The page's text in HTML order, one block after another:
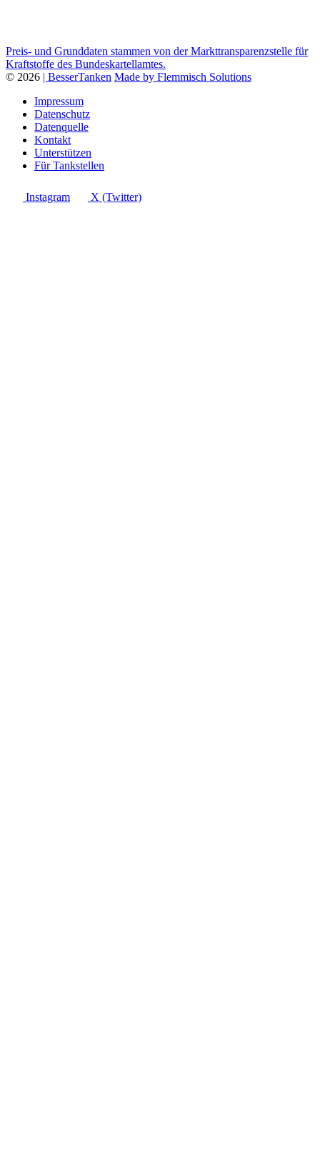
Preis- und Grunddaten stammen von der Markttransparenzstelle für
Kraftstoffe des Bundeskartellamtes.
© 2026 | BesserTanken Made by Flemmisch Solutions
Impressum
Datenschutz
Datenquelle
Kontakt
Unterstützen
Für Tankstellen
Instagram X (Twitter)